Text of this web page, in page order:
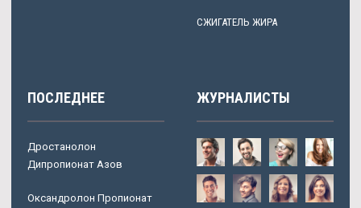
СЖИГАТЕЛЬ ЖИРА
ПОСЛЕДНЕЕ
Дростанолон
Дипропионат Азов
Оксандролон Пропионат
ЖУРНАЛИСТЫ